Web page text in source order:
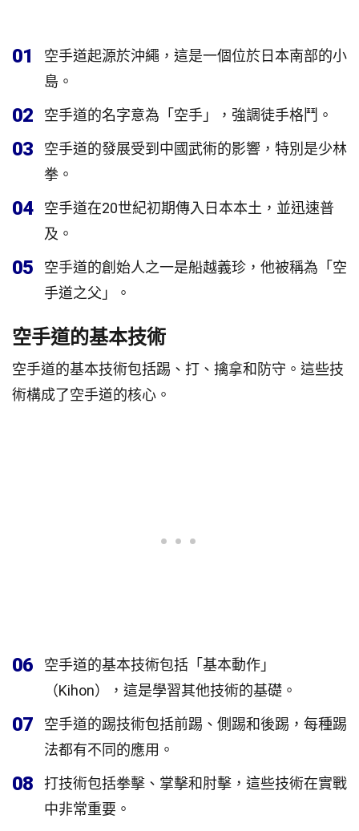
01
空手道起源於沖繩，這是一個位於日本南部的小
島。
02 空手道的名字意為「空手」，強調徒手格鬥。
03
空手道的發展受到中國武術的影響，特別是少林
拳。
04
空手道在20世紀初期傳入日本本土，並迅速普
及。
05
空手道的創始人之一是船越義珍，他被稱為「空
手道之父」。
空手道的基本技術
空手道的基本技術包括踢、打、擒拿和防守。這些技
術構成了空手道的核心。
06
空手道的基本技術包括「基本動作」
（Kihon），這是學習其他技術的基礎。
07
空手道的踢技術包括前踢、側踢和後踢，每種踢
法都有不同的應用。
08
打技術包括拳擊、掌擊和肘擊，這些技術在實戰
中非常重要。